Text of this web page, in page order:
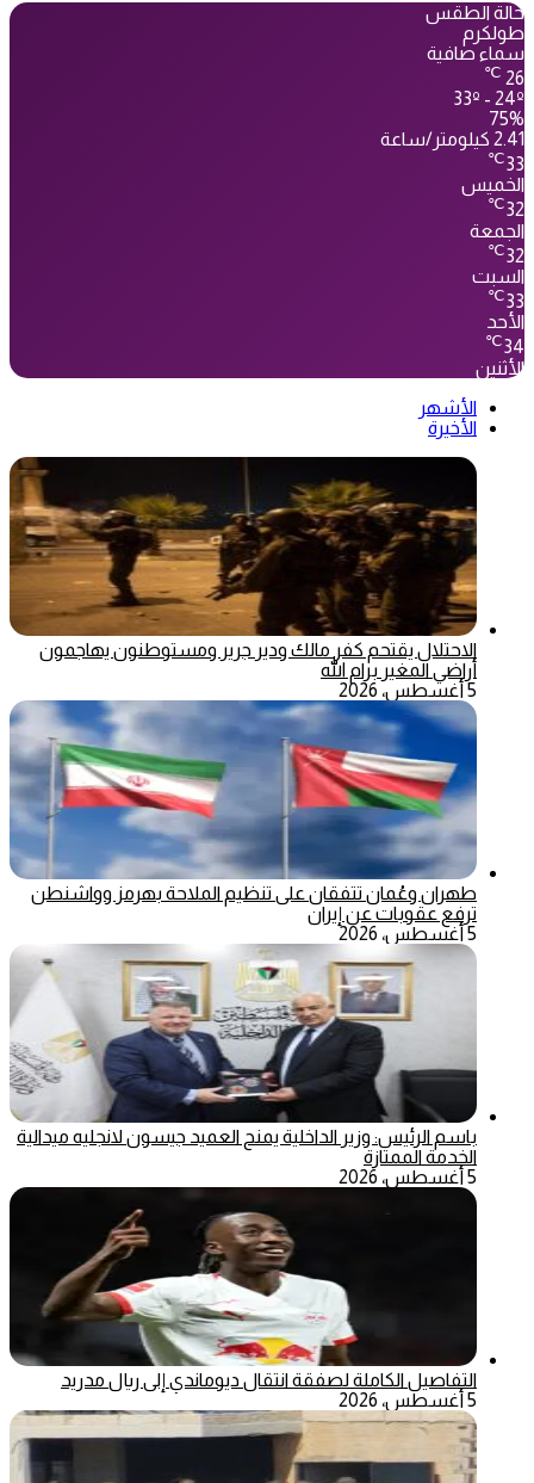
حالة الطقس
طولكرم
سماء صافية
26
℃
33º - 24º
75%
2.41 كيلومتر/ساعة
33
℃
الخميس
32
℃
الجمعة
32
℃
السبت
33
℃
الأحد
34
℃
الأثنين
الأشهر
الأخيرة
الاحتلال يقتحم كفر مالك ودير جرير ومستوطنون يهاجمون
أراضي المغير برام الله
5 أغسطس، 2026
طهران وعُمان تتفقان على تنظيم الملاحة بهرمز وواشنطن
ترفع عقوبات عن إيران
5 أغسطس، 2026
باسم الرئيس: وزير الداخلية يمنح العميد جيسون لانجليه ميدالية
الخدمة الممتازة
5 أغسطس، 2026
التفاصيل الكاملة لصفقة انتقال ديوماندي إلى ريال مدريد
5 أغسطس، 2026